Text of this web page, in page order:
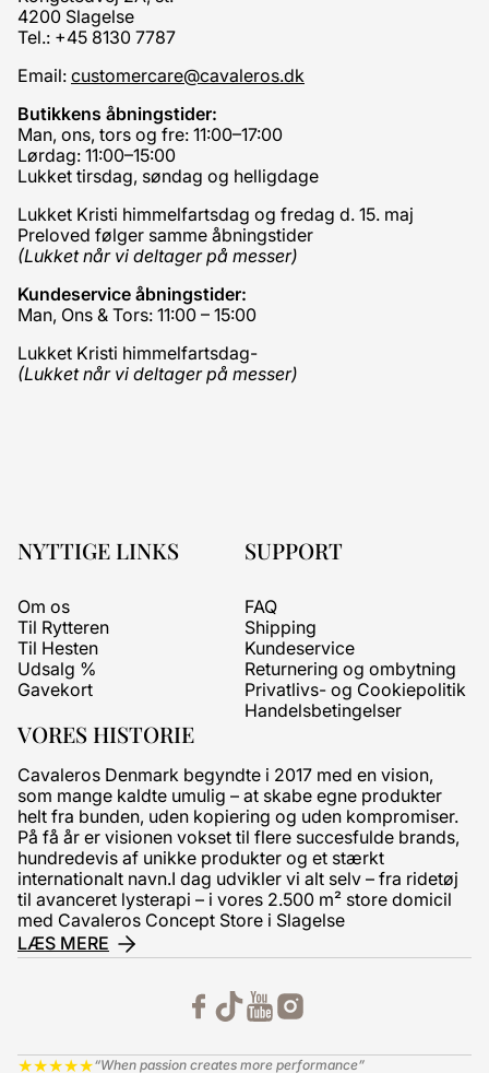
VORES HISTORIE
Cavaleros Denmark begyndte i 2017 med en vision,
som mange kaldte umulig – at skabe egne produkter
helt fra bunden, uden kopiering og uden kompromiser.
På få år er visionen vokset til flere succesfulde brands,
hundredevis af unikke produkter og et stærkt
internationalt navn.I dag udvikler vi alt selv – fra ridetøj
til avanceret lysterapi – i vores 2.500 m² store domicil
med Cavaleros Concept Store i Slagelse
LÆS MERE
★★★★★“When passion creates more performance”
4200 Slagelse
Tel.: +45 8130 7787
Email: customercare@cavaleros.dk
Butikkens åbningstider:
Man, ons, tors og fre: 11:00–17:00
Lørdag: 11:00–15:00
Lukket tirsdag, søndag og helligdage
Lukket Kristi himmelfartsdag og fredag d. 15. maj
Preloved følger samme åbningstider
(Lukket når vi deltager på messer)
Kundeservice åbningstider:
Man, Ons & Tors: 11:00 – 15:00
Lukket Kristi himmelfartsdag-
(Lukket når vi deltager på messer)
NYTTIGE LINKS
Om os
Til Rytteren
Til Hesten
Udsalg %
Gavekort
SUPPORT
FAQ
Shipping
Kundeservice
Returnering og ombytning
Privatlivs- og Cookiepolitik
Handelsbetingelser